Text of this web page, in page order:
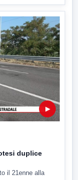
▶
duplice
il 21enne alla